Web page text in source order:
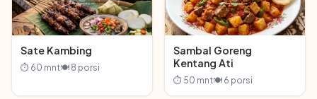
Sate Kambing
⏱ 60 mnt🍽 8 porsi
Sambal Goreng
Kentang Ati
⏱ 50 mnt🍽 6 porsi